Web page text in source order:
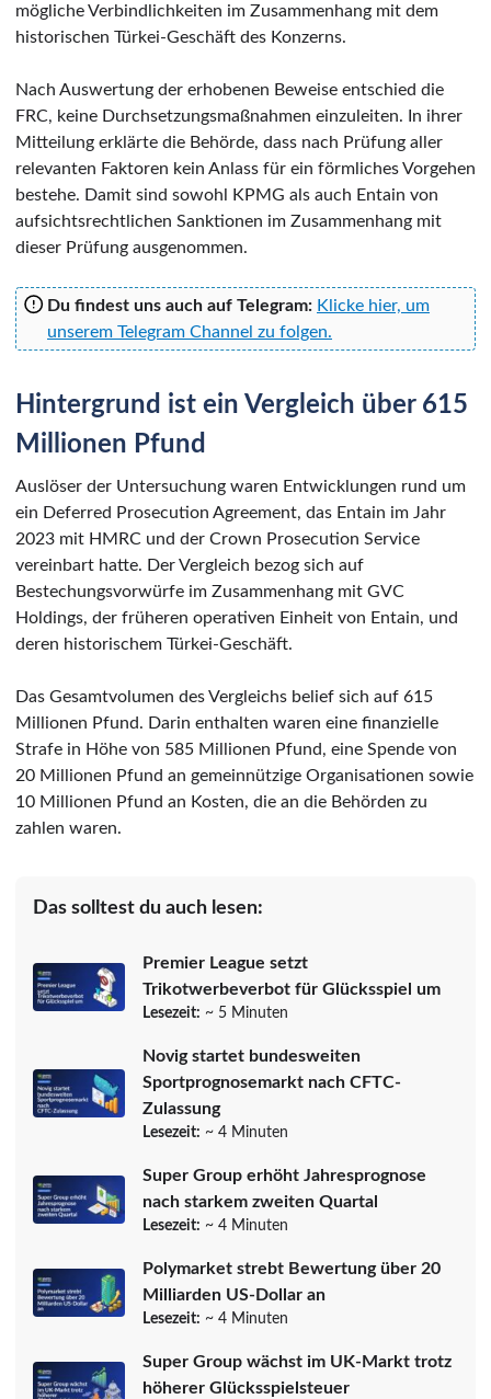
mögliche Verbindlichkeiten im Zusammenhang mit dem
historischen Türkei-Geschäft des Konzerns.
Nach Auswertung der erhobenen Beweise entschied die
FRC, keine Durchsetzungsmaßnahmen einzuleiten. In ihrer
Mitteilung erklärte die Behörde, dass nach Prüfung aller
relevanten Faktoren kein Anlass für ein förmliches Vorgehen
bestehe. Damit sind sowohl KPMG als auch Entain von
aufsichtsrechtlichen Sanktionen im Zusammenhang mit
dieser Prüfung ausgenommen.
Du findest uns auch auf Telegram: Klicke hier, um
unserem Telegram Channel zu folgen.
Hintergrund ist ein Vergleich über 615
Millionen Pfund
Auslöser der Untersuchung waren Entwicklungen rund um
ein Deferred Prosecution Agreement, das Entain im Jahr
2023 mit HMRC und der Crown Prosecution Service
vereinbart hatte. Der Vergleich bezog sich auf
Bestechungsvorwürfe im Zusammenhang mit GVC
Holdings, der früheren operativen Einheit von Entain, und
deren historischem Türkei-Geschäft.
Das Gesamtvolumen des Vergleichs belief sich auf 615
Millionen Pfund. Darin enthalten waren eine finanzielle
Strafe in Höhe von 585 Millionen Pfund, eine Spende von
20 Millionen Pfund an gemeinnützige Organisationen sowie
10 Millionen Pfund an Kosten, die an die Behörden zu
zahlen waren.
Das solltest du auch lesen:
Premier League setzt
Trikotwerbeverbot für Glücksspiel um
Lesezeit: ~ 5 Minuten
Novig startet bundesweiten
Sportprognosemarkt nach CFTC-
Zulassung
Lesezeit: ~ 4 Minuten
Super Group erhöht Jahresprognose
nach starkem zweiten Quartal
Lesezeit: ~ 4 Minuten
Polymarket strebt Bewertung über 20
Milliarden US-Dollar an
Lesezeit: ~ 4 Minuten
Super Group wächst im UK-Markt trotz
höherer Glücksspielsteuer